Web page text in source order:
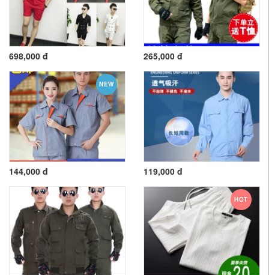
698,000 đ 265,000 đ
NEW
144,000 đ 119,000 đ
HOT